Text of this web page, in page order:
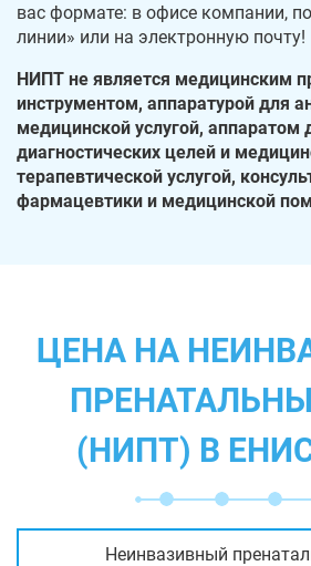
вас формате: в офисе компании,
линии» или на электронную почту!
НИПТ не является медицинским
инструментом, аппаратурой для
медицинской услугой, аппаратом
диагностических целей и
терапевтической услугой,
фармацевтики и медицинской
ЦЕНА НА
(НИПТ) В
Неинвазивный